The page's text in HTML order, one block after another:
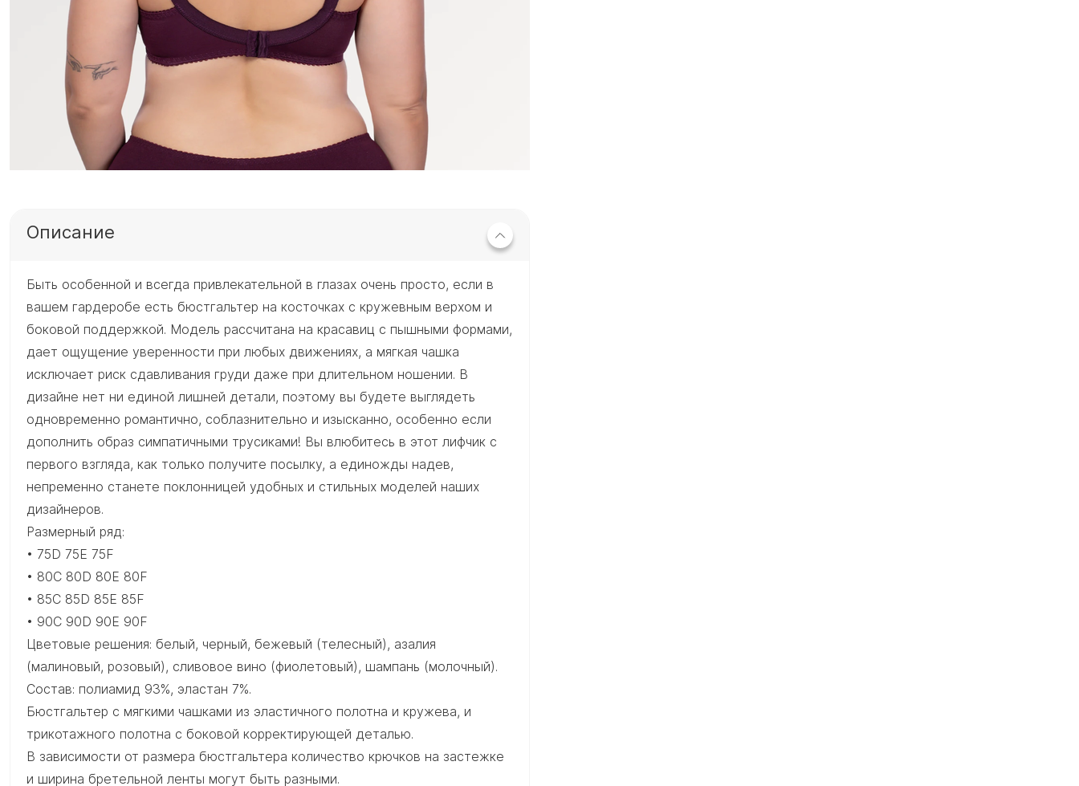
Описание
Быть особенной и всегда привлекательной в глазах очень просто, если в
вашем гардеробе есть бюстгальтер на косточках с кружевным верхом и
боковой поддержкой. Модель рассчитана на красавиц с пышными формами,
дает ощущение уверенности при любых движениях, а мягкая чашка
исключает риск сдавливания груди даже при длительном ношении. В
дизайне нет ни единой лишней детали, поэтому вы будете выглядеть
одновременно романтично, соблазнительно и изысканно, особенно если
дополнить образ симпатичными трусиками! Вы влюбитесь в этот лифчик с
первого взгляда, как только получите посылку, а единожды надев,
непременно станете поклонницей удобных и стильных моделей наших
дизайнеров.
Размерный ряд:
• 75D 75E 75F
• 80C 80D 80E 80F
• 85C 85D 85E 85F
• 90C 90D 90E 90F
Цветовые решения: белый, черный, бежевый (телесный), азалия
(малиновый, розовый), сливовое вино (фиолетовый), шампань (молочный).
Состав: полиамид 93%, эластан 7%.
Бюстгальтер с мягкими чашками из эластичного полотна и кружева, и
трикотажного полотна с боковой корректирующей деталью.
В зависимости от размера бюстгальтера количество крючков на застежке
и ширина бретельной ленты могут быть разными.